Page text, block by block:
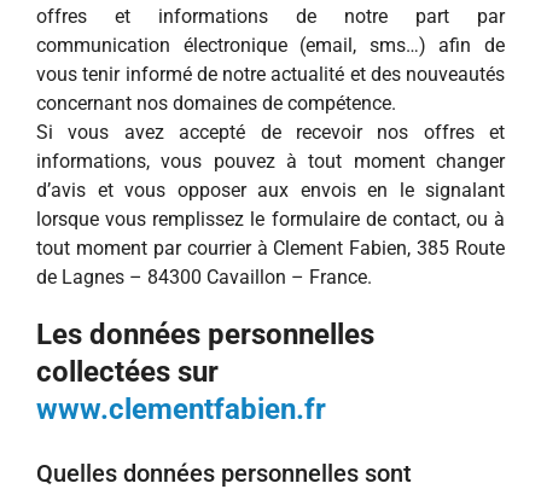
offres et informations de notre part par
communication électronique (email, sms…) afin de
vous tenir informé de notre actualité et des nouveautés
concernant nos domaines de compétence.
Si vous avez accepté de recevoir nos offres et
informations, vous pouvez à tout moment changer
d’avis et vous opposer aux envois en le signalant
lorsque vous remplissez le formulaire de contact, ou à
tout moment par courrier à Clement Fabien, 385 Route
de Lagnes – 84300 Cavaillon – France.
Les données personnelles
collectées sur
www.clementfabien.fr
Quelles données personnelles sont